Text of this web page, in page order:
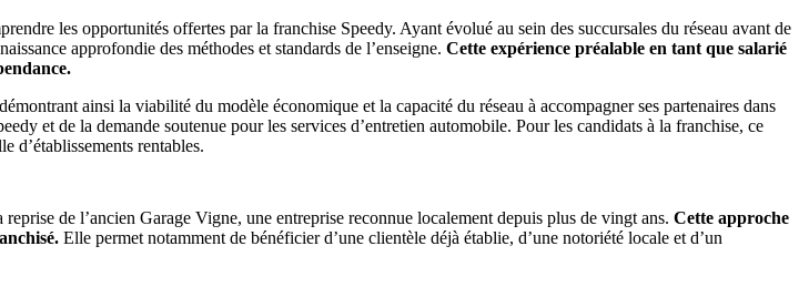
les opportunités offertes par la franchise Speedy. Ayant évolué au sein des succursales du réseau avant de
approfondie des méthodes et standards de l’enseigne. Cette expérience préalable en tant que salarié
ainsi la viabilité du modèle économique et la capacité du réseau à accompagner ses partenaires dans
et de la demande soutenue pour les services d’entretien automobile. Pour les candidats à la franchise, ce
d’établissements rentables.
de l’ancien Garage Vigne, une entreprise reconnue localement depuis plus de vingt ans. Cette approche
Elle permet notamment de bénéficier d’une clientèle déjà établie, d’une notoriété locale et d’un